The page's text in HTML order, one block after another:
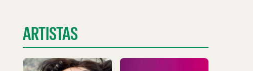
ARTISTAS